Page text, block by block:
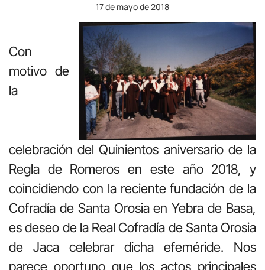
17 de mayo de 2018
Con
motivo de
la
celebración del Quinientos aniversario de la
Regla de Romeros en este año 2018, y
coincidiendo con la reciente fundación de la
Cofradía de Santa Orosia en Yebra de Basa,
es deseo de la Real Cofradía de Santa Orosia
de Jaca celebrar dicha efeméride. Nos
parece oportuno que los actos principales